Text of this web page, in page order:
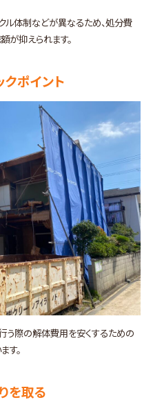
ル体制などが異なるため、処分費
が抑えられます。
ポイント
う際の解体費用を安くするための
す。
を取る